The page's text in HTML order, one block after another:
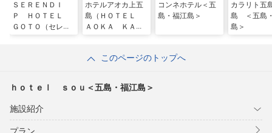
ＳＥＲＥＮＤＩ
Ｐ ＨＯＴＥＬ
ＧＯＴＯ（セレン
ホテルアオカ上五
島（ＨＯＴＥＬ
ＡＯＫＡ ＫＡＭ
コンネホテル＜五
島・福江島＞
カラリト五
島 ＜五島
島＞
このページのトップへ
ｈｏｔｅｌ ｓｏｕ＜五島・福江島＞
施設紹介